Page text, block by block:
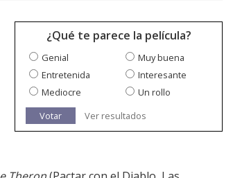
¿Qué te parece la película?
Genial
Muy buena
Entretenida
Interesante
Mediocre
Un rollo
Votar
Ver resultados